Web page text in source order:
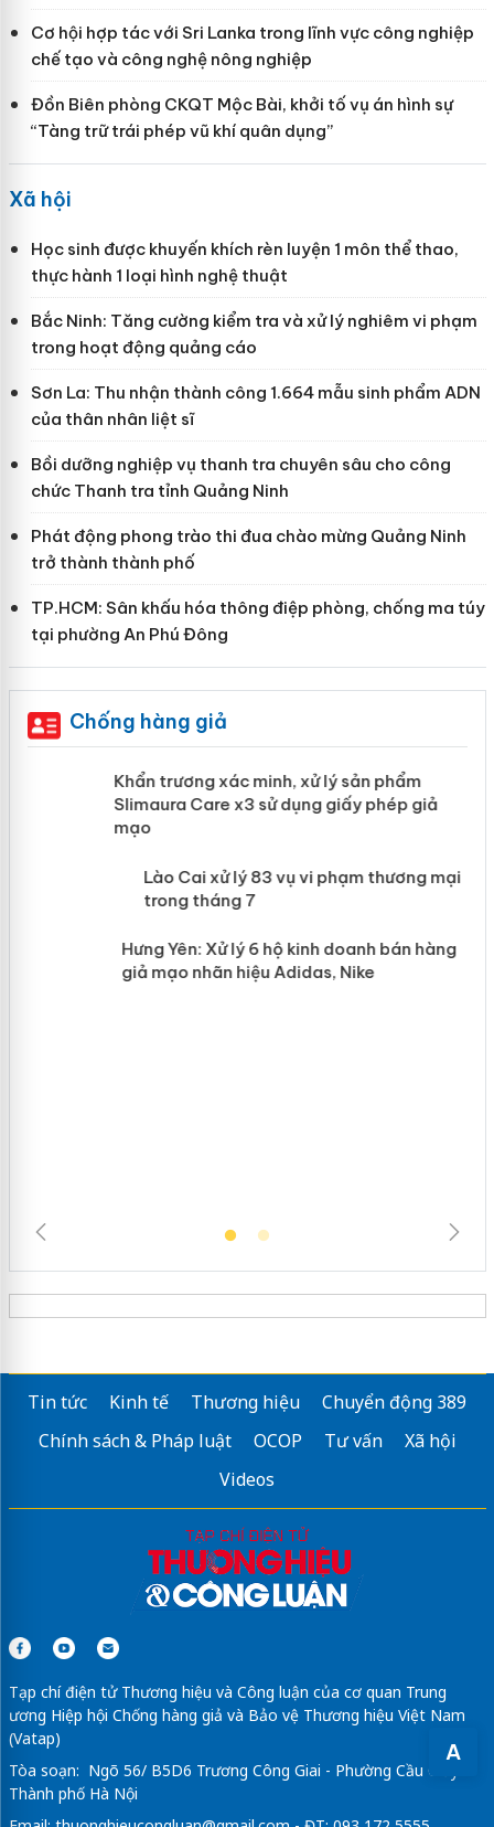
A
Cơ hội hợp tác với Sri Lanka trong lĩnh vực công nghiệp
chế tạo và công nghệ nông nghiệp
Đồn Biên phòng CKQT Mộc Bài, khởi tố vụ án hình sự
“Tàng trữ trái phép vũ khí quân dụng”
Xã hội
Học sinh được khuyến khích rèn luyện 1 môn thể thao,
thực hành 1 loại hình nghệ thuật
Bắc Ninh: Tăng cường kiểm tra và xử lý nghiêm vi phạm
trong hoạt động quảng cáo
Sơn La: Thu nhận thành công 1.664 mẫu sinh phẩm ADN
của thân nhân liệt sĩ
Bồi dưỡng nghiệp vụ thanh tra chuyên sâu cho công
chức Thanh tra tỉnh Quảng Ninh
Phát động phong trào thi đua chào mừng Quảng Ninh
trở thành thành phố
TP.HCM: Sân khấu hóa thông điệp phòng, chống ma túy
tại phường An Phú Đông
Chống hàng giả
Khẩn trương xác minh, xử lý sản phẩm
Slimaura Care x3 sử dụng giấy phép giả
mạo
Lào Cai xử lý 83 vụ vi phạm thương
mại trong tháng 7
Tin tức Kinh tế Thương hiệu
Chuyển động 389
Chính sách & Pháp luật
OCOP Tư vấn
Xã hội
Videos
Tạp chí điện tử Thương hiệu và Công luận của cơ quan Trung
ương Hiệp hội Chống hàng giả và Bảo vệ Thương hiệu Việt Nam
(Vatap)
Tòa soạn: Ngõ 56/ B5D6 Trương Công Giai - Phường Cầu Giấy -
Thành phố Hà Nội